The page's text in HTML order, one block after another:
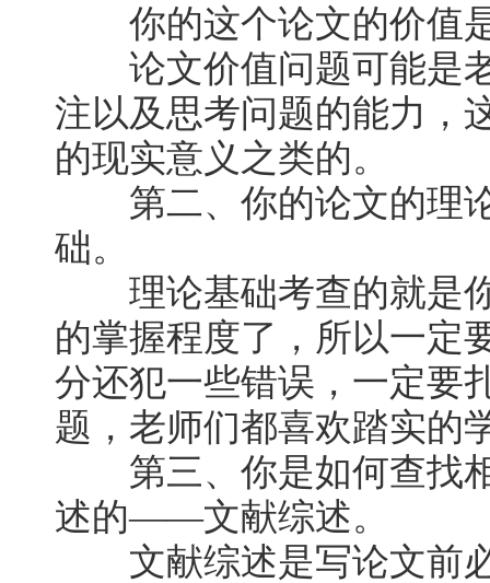
你的这个论文的价值
论文价值问题可能是老
注以及思考问题的能力，
的现实意义之类的。
第二、你的论文的理
础。
理论基础考查的就是你
的掌握程度了，所以一定
分还犯一些错误，一定要
题，老师们都喜欢踏实的
第三、你是如何查找相
述的——文献综述。
文献综述是写论文前必